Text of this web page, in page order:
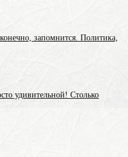
запомнится. Политика,
удивительной! Столько